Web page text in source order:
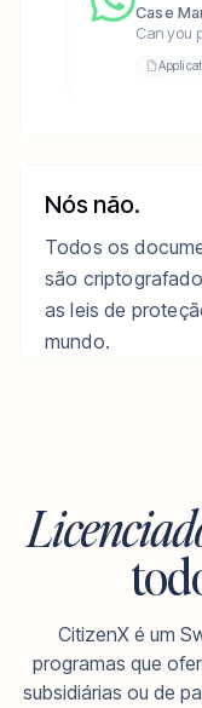
Case
Can you
Nós não.
Todos os
são
as leis de
mundo.
Criptografia
CitizenX é um
programas que
subsidiárias ou de